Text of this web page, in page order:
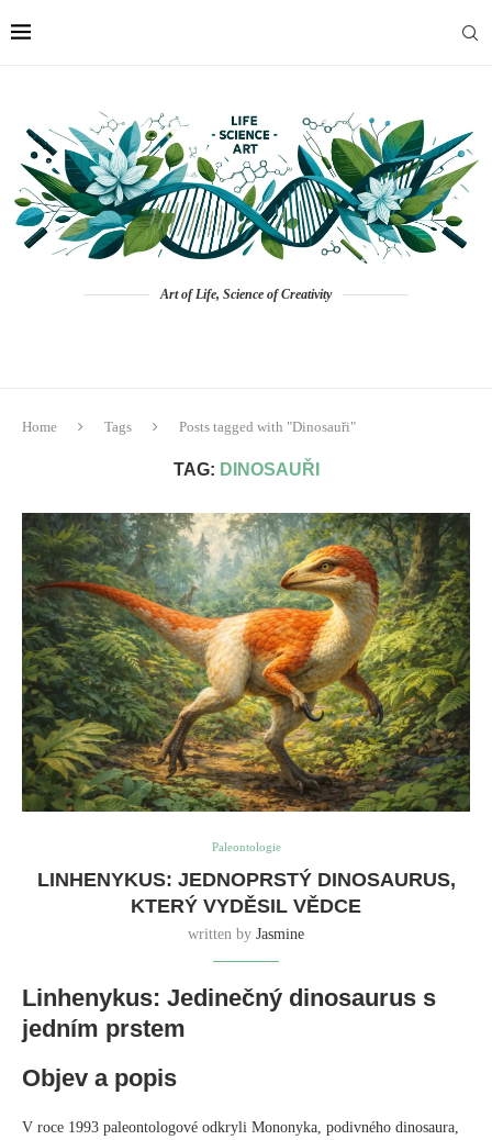
Art of Life, Science of Creativity
Home Tags Posts tagged with "Dinosauři"
TAG: DINOSAUŘI
Paleontologie
LINHENYKUS: JEDNOPRSTÝ DINOSAURUS,
KTERÝ VYDĚSIL VĚDCE
written by Jasmine
Linhenykus: Jedinečný dinosaurus s
jedním prstem
Objev a popis
V roce 1993 paleontologové odkryli Mononyka, podivného dinosaura,